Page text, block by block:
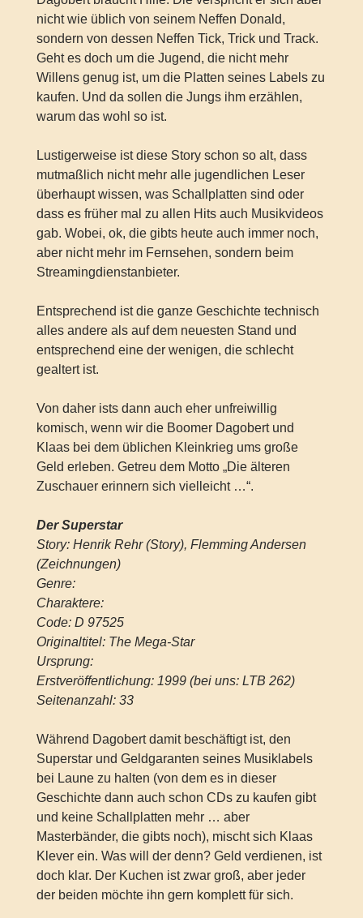
nicht wie üblich von seinem Neffen Donald,
sondern von dessen Neffen Tick, Trick und Track.
Geht es doch um die Jugend, die nicht mehr
Willens genug ist, um die Platten seines Labels zu
kaufen. Und da sollen die Jungs ihm erzählen,
warum das wohl so ist.
Lustigerweise ist diese Story schon so alt, dass
mutmaßlich nicht mehr alle jugendlichen Leser
überhaupt wissen, was Schallplatten sind oder
dass es früher mal zu allen Hits auch Musikvideos
gab. Wobei, ok, die gibts heute auch immer noch,
aber nicht mehr im Fernsehen, sondern beim
Streamingdienstanbieter.
Entsprechend ist die ganze Geschichte technisch
alles andere als auf dem neuesten Stand und
entsprechend eine der wenigen, die schlecht
gealtert ist.
Von daher ists dann auch eher unfreiwillig
komisch, wenn wir die Boomer Dagobert und
Klaas bei dem üblichen Kleinkrieg ums große
Geld erleben. Getreu dem Motto „Die älteren
Zuschauer erinnern sich vielleicht …“.
Der Superstar
Story: Henrik Rehr (Story), Flemming Andersen
(Zeichnungen)
Genre:
Charaktere:
Code: D 97525
Originaltitel: The Mega-Star
Ursprung:
Erstveröffentlichung: 1999 (bei uns: LTB 262)
Seitenanzahl: 33
Während Dagobert damit beschäftigt ist, den
Superstar und Geldgaranten seines Musiklabels
bei Laune zu halten (von dem es in dieser
Geschichte dann auch schon CDs zu kaufen gibt
und keine Schallplatten mehr … aber
Masterbänder, die gibts noch), mischt sich Klaas
Klever ein. Was will der denn? Geld verdienen, ist
doch klar. Der Kuchen ist zwar groß, aber jeder
der beiden möchte ihn gern komplett für sich.